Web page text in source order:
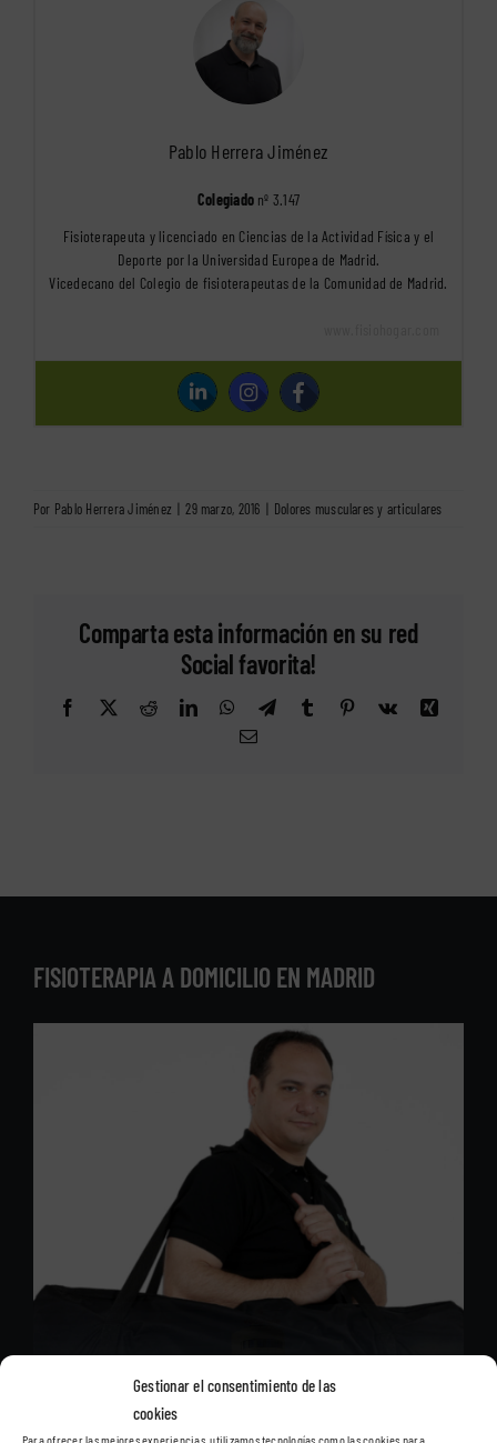
Gestionar el consentimiento de las
cookies
Para ofrecer las mejores experiencias, utilizamos tecnologías como las cookies para
Pablo Herrera Jiménez
Colegiado nº 3.147
Fisioterapeuta y licenciado en Ciencias de la Actividad Física y el
Deporte por la Universidad Europea de Madrid.
Vicedecano del Colegio de fisioterapeutas de la Comunidad de Madrid.
Por Pablo Herrera Jiménez | 29 marzo, 2016 | Dolores musculares y articulares
Comparta esta información en su red
Social favorita!
Facebook
X RedditLinkedInWhatsApp
TelegramTumblr Pinterest
Vk
Correo
FISIOTERAPIA A DOMICILIO EN MADRID